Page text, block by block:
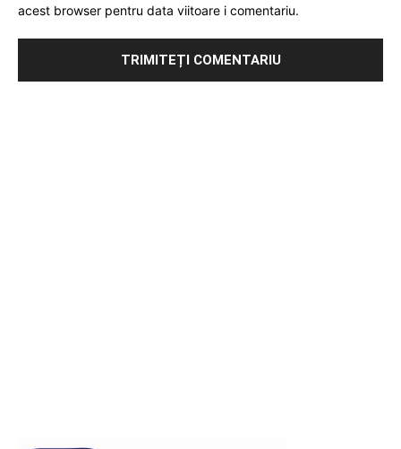
acest browser pentru data viitoare i comentariu.